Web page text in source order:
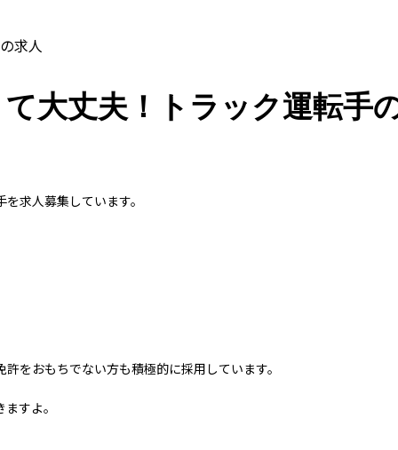
求人
大丈夫！トラック運転手
求人募集しています。
をおもちでない方も積極的に採用しています。
すよ。